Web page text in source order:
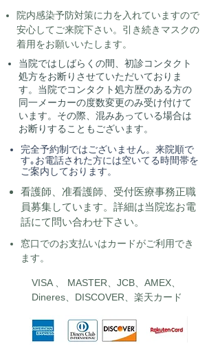
院内感染予防対策に力を入れていますので
安心してご来院下さい。引き続きマスクの
着用をお願いいたします。
当院ではしばらくの間、初診コンタクト
処方をお断りさせていただいておりま
す。当院でコンタクト処方歴のある方の
同一メーカーの度数変更のみ受け付けて
います。その際、混みあっている場合は
お断りすることもございます。
完全予約制ではございません。来院順で
す｡お電話された方には空いてる時間帯を
ご案内しております。
看護師、准看護師、受付医療事務正職
員募集しています。詳細は当院迄お電
話にて問い合わせ下さい。
窓口でのお支払いはカードがご利用でき
ます。
VISA 、 MASTER、JCB、AMEX、
Dineres、DISCOVER、楽天カード